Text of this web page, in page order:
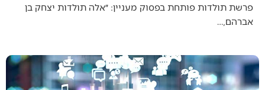
פרשת תולדות פותחת בפסוק מעניין: ״אלה תולדות יצחק בן
אברהם,…